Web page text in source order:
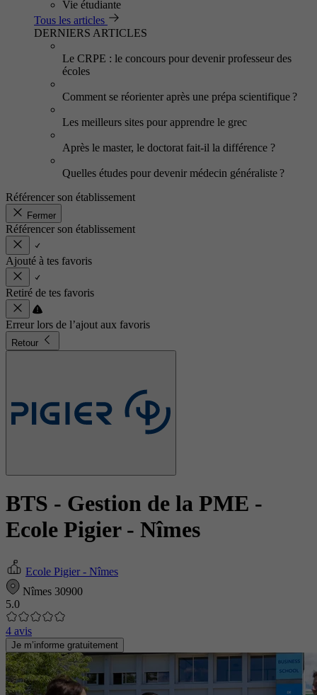
Vie étudiante
Tous les articles
DERNIERS ARTICLES
Le CRPE : le concours pour devenir professeur des
écoles
Comment se réorienter après une prépa scientifique ?
Les meilleurs sites pour apprendre le grec
Après le master, le doctorat fait-il la différence ?
Quelles études pour devenir médecin généraliste ?
Référencer son établissement
Fermer
Référencer son établissement
Ajouté à tes favoris
Retiré de tes favoris
Erreur lors de l’ajout aux favoris
Retour
BTS - Gestion de la PME -
Ecole Pigier - Nîmes
Ecole Pigier - Nîmes
Nîmes 30900
5.0
4 avis
Je m’informe gratuitement